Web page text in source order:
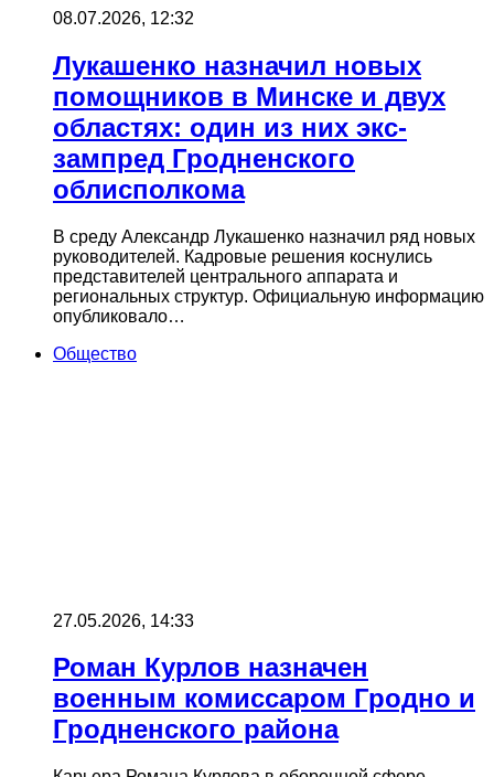
08.07.2026, 12:32
Лукашенко назначил новых
помощников в Минске и двух
областях: один из них экс-
зампред Гродненского
облисполкома
В среду Александр Лукашенко назначил ряд новых
руководителей. Кадровые решения коснулись
представителей центрального аппарата и
региональных структур. Официальную информацию
опубликовало…
Общество
27.05.2026, 14:33
Роман Курлов назначен
военным комиссаром Гродно и
Гродненского района